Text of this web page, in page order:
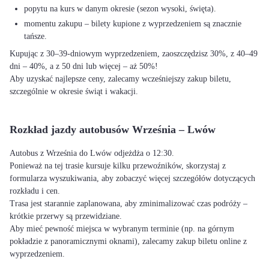
popytu na kurs w danym okresie (sezon wysoki, święta).
momentu zakupu – bilety kupione z wyprzedzeniem są znacznie
tańsze.
Kupując z 30–39-dniowym wyprzedzeniem, zaoszczędzisz 30%, z 40–49
dni – 40%, a z 50 dni lub więcej – aż 50%!
Aby uzyskać najlepsze ceny, zalecamy wcześniejszy zakup biletu,
szczególnie w okresie świąt i wakacji.
Rozkład jazdy autobusów Września – Lwów
Autobus z Września do Lwów odjeżdża o 12:30.
Ponieważ na tej trasie kursuje kilku przewoźników, skorzystaj z
formularza wyszukiwania, aby zobaczyć więcej szczegółów dotyczących
rozkładu i cen.
Trasa jest starannie zaplanowana, aby zminimalizować czas podróży –
krótkie przerwy są przewidziane.
Aby mieć pewność miejsca w wybranym terminie (np. na górnym
pokładzie z panoramicznymi oknami), zalecamy zakup biletu online z
wyprzedzeniem.